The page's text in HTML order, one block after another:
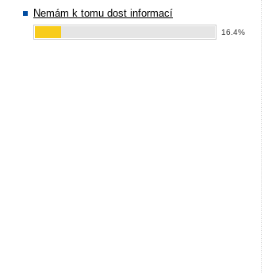
Nemám k tomu dost informací
16.4%